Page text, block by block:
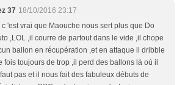
37 18/10/2016 23:17
c 'est vrai que Maouche nous sert plus que Do
,LOL ,il courre de partout dans le vide ,il chope
ballon en récupération ,et en attaque il dribble
fois toujours de trop ,il perd des ballons là où il
pas et il nous fait des fabuleux débuts de